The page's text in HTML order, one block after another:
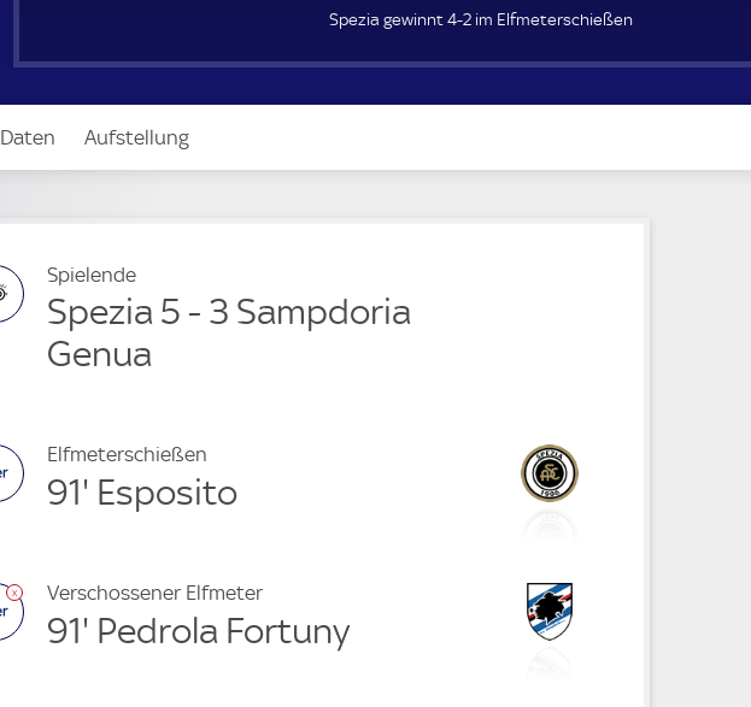
ei
e
Spezia gewinnt 4-2 im Elfmeterschießen
Daten Aufstellung
Spielende
Spezia 5 - 3 Sampdoria
Genua
Elfmeterschießen
91' Esposito
Verschossener Elfmeter
91' Pedrola Fortuny